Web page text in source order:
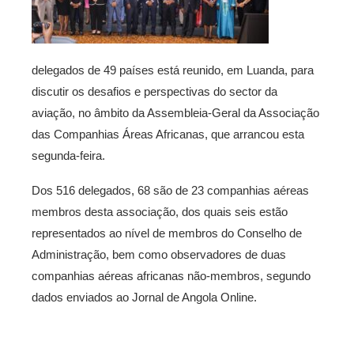
delegados de 49 países está reunido, em Luanda, para
discutir os desafios e perspectivas do sector da
aviação, no âmbito da Assembleia-Geral da Associação
das Companhias Áreas Africanas, que arrancou esta
segunda-feira.
Dos 516 delegados, 68 são de 23 companhias aéreas
membros desta associação, dos quais seis estão
representados ao nível de membros do Conselho de
Administração, bem como observadores de duas
companhias aéreas africanas não-membros, segundo
dados enviados ao Jornal de Angola Online.